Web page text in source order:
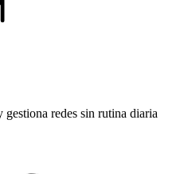
redes sin rutina diaria